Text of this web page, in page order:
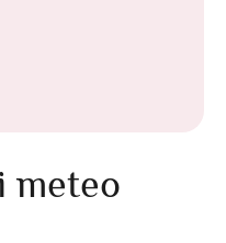
meteo